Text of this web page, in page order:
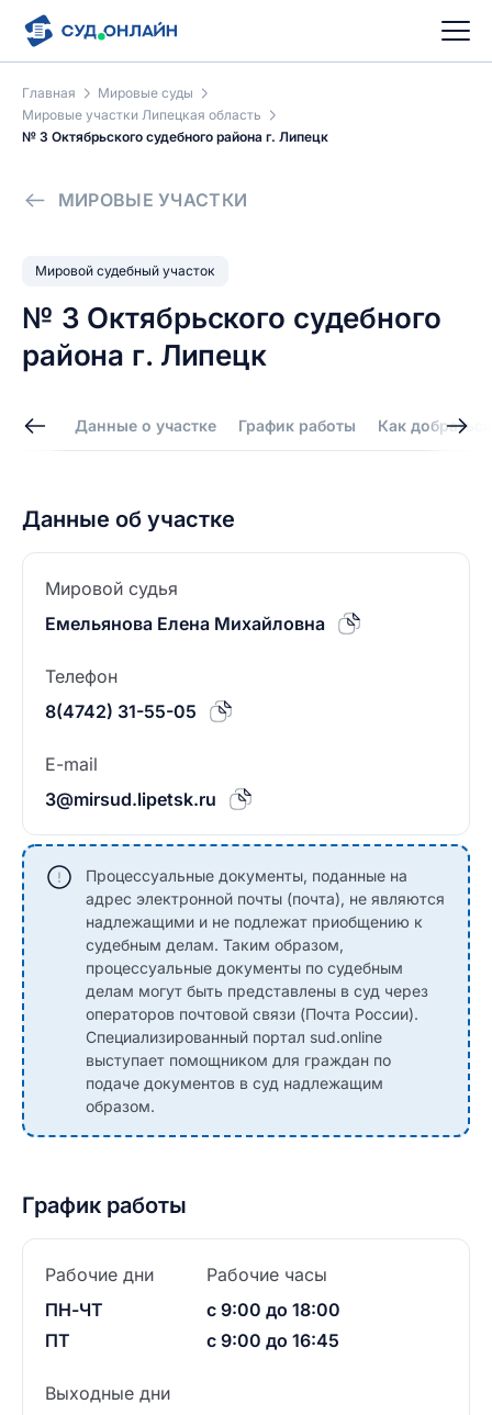
Главная
Мировые суды
Мировые участки Липецкая область
№ 3 Октябрьского судебного района г. Липецк
МИРОВЫЕ УЧАСТКИ
Мировой судебный участок
№ 3 Октябрьского судебного
района г. Липецк
Данные о участке График работы Как добраться
Данные об участке
Мировой судья
Емельянова Елена Михайловна
Телефон
8(4742) 31-55-05
E-mail
3@mirsud.lipetsk.ru
Процессуальные документы, поданные на
адрес электронной почты (почта), не являются
надлежащими и не подлежат приобщению к
судебным делам. Таким образом,
процессуальные документы по судебным
делам могут быть представлены в суд через
операторов почтовой связи (Почта России).
Специализированный портал sud.online
выступает помощником для граждан по
подаче документов в суд надлежащим
образом.
График работы
Рабочие дни
ПН-ЧТ
ПТ
Рабочие часы
с 9:00 до 18:00
с 9:00 до 16:45
Выходные дни